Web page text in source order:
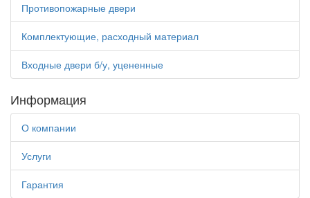
Противопожарные двери
Комплектующие, расходный материал
Входные двери б/у, уцененные
Информация
О компании
Услуги
Гарантия